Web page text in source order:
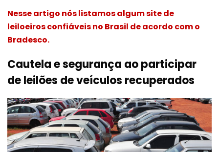
Nesse artigo nós listamos algum site de
leiloeiros confiáveis no Brasil de acordo com o
Bradesco.
Cautela e segurança ao participar
de leilões de veículos recuperados